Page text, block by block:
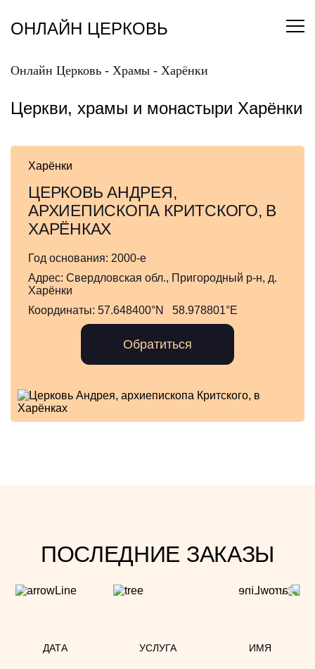
содержанию
ОНЛАЙН ЦЕРКОВЬ
Онлайн Церковь - Храмы - Харёнки
Церкви, храмы и монастыри Харёнки
Харёнки
ЦЕРКОВЬ АНДРЕЯ,
АРХИЕПИСКОПА КРИТСКОГО, В
ХАРЁНКАХ
Год основания: 2000-е
Адрес: Свердловская обл., Пригородный р-н, д.
Харёнки
Координаты: 57.648400°N 58.978801°E
Обратиться
ПОСЛЕДНИЕ ЗАКАЗЫ
ДАТА УСЛУГА ИМЯ